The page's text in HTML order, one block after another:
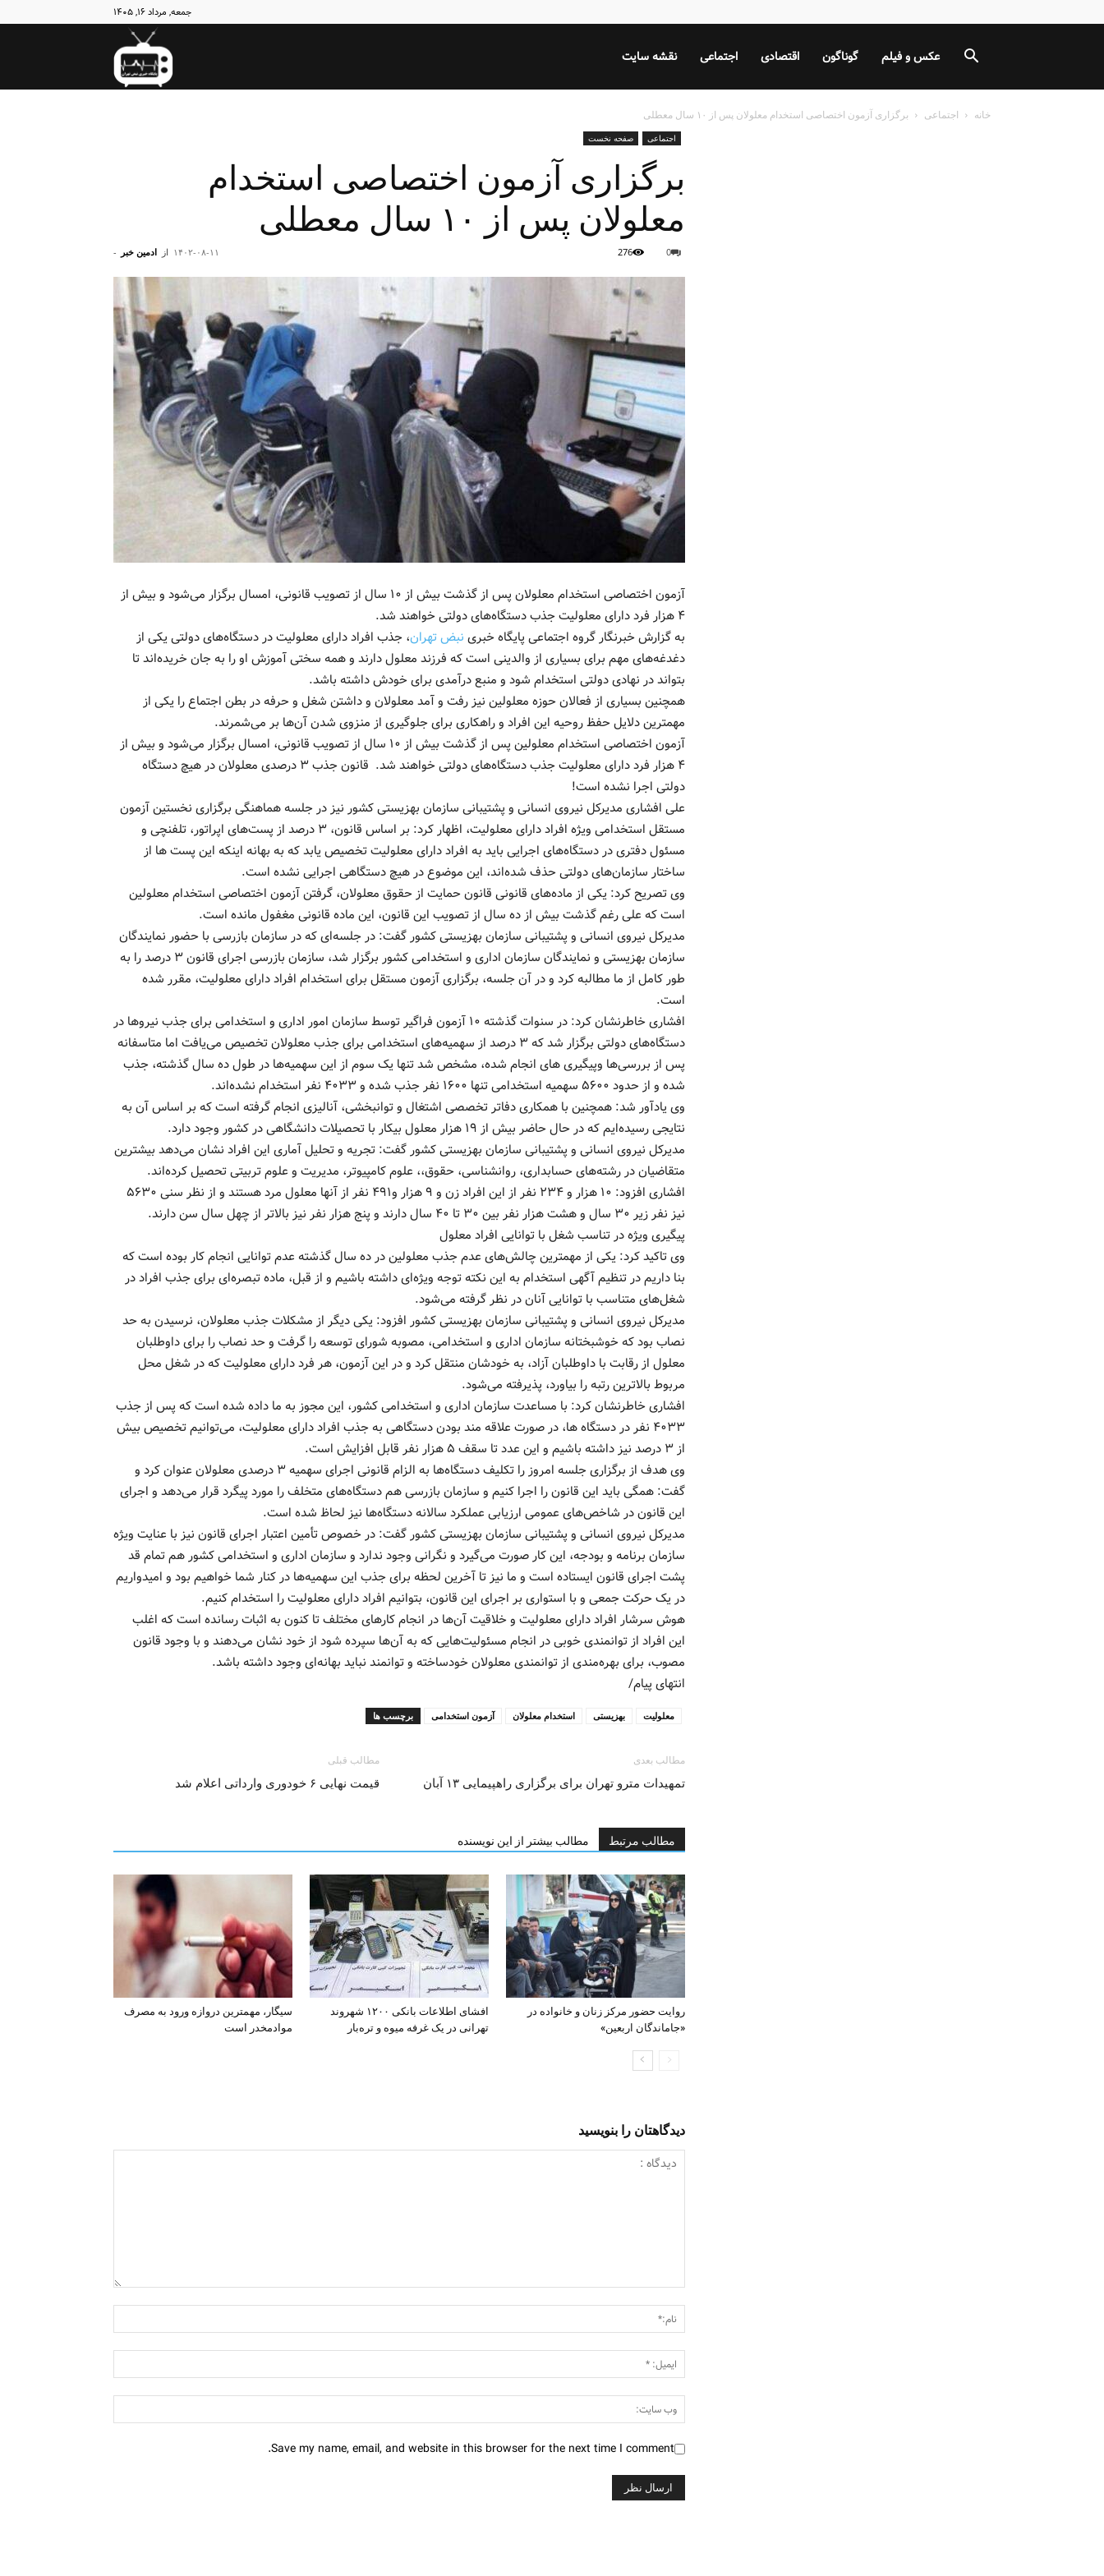
جمعه, مرداد ۱۶, ۱۴۰۵
نبض نقشه سایت اجتماعی اقتصادی گوناگون عکس و فیلم
خانه اجتماعی برگزاری آزمون اختصاصی استخدام معلولان پس از ۱۰ سال معطلی
اجتماعی صفحه نخست
برگزاری آزمون اختصاصی استخدام
معلولان پس از ۱۰ سال معطلی
از ادمین خبر - ۱۴۰۲-۰۸-۱۱ 0
276
آزمون اختصاصی استخدام معلولان پس از گذشت بیش از ۱۰ سال از تصویب قانونی، امسال برگزار می‌شود و بیش از
۴ هزار فرد دارای معلولیت جذب دستگاه‌های دولتی خواهند شد. ‌‌‌
به گزارش خبرنگار گروه اجتماعی پایگاه خبری نبض تهران، جذب افراد دارای معلولیت در دستگاه‌های دولتی یکی از
دغدغه‌های مهم برای بسیاری از والدینی است که فرزند معلول دارند و همه سختی آموزش او را به جان خریده‌اند تا
بتواند در نهادی دولتی استخدام شود و منبع درآمدی برای خودش داشته باشد. ‌‌
همچنین بسیاری از فعالان حوزه معلولین نیز رفت و آمد معلولان و داشتن شغل و حرفه در بطن اجتماع را یکی از
مهمترین دلایل حفظ روحیه این افراد و راهکاری برای جلوگیری از منزوی شدن آن‌ها بر می‌شمرند. ‌‌‌
آزمون اختصاصی استخدام معلولین پس از گذشت بیش از ۱۰ سال از تصویب قانونی، امسال برگزار می‌شود و بیش از
۴ هزار فرد دارای معلولیت جذب دستگاه‌های دولتی خواهند شد. ‌‌ قانون جذب ۳ درصدی معلولان در هیچ دستگاه
دولتی اجرا نشده است! ‌‌‌
علی افشاری مدیرکل نیروی انسانی و پشتیبانی سازمان بهزیستی کشور نیز در جلسه هماهنگی برگزاری نخستین آزمون
مستقل استخدامی ویژه افراد دارای معلولیت، اظهار کرد: بر اساس قانون، ۳ درصد از پست‌های اپراتور، تلفنچی و
مسئول دفتری در دستگاه‌های اجرایی باید به افراد دارای معلولیت تخصیص یابد که به بهانه اینکه این پست ها از
ساختار سازمان‌های دولتی حذف شده‌اند، این موضوع در هیچ دستگاهی اجرایی نشده است. ‌‌
وی تصریح کرد: یکی از ماده‌های قانونی قانون حمایت از حقوق معلولان، گرفتن آزمون اختصاصی استخدام معلولین
است که علی رغم گذشت بیش از ده سال از تصویب این قانون، این ماده قانونی مغفول مانده است. ‌‌
مدیرکل نیروی انسانی و پشتیبانی سازمان بهزیستی کشور گفت: در جلسه‌ای که در سازمان بازرسی با حضور نمایندگان
سازمان بهزیستی و نمایندگان سازمان اداری و استخدامی کشور برگزار شد، سازمان بازرسی اجرای قانون ۳ درصد را به
طور کامل از ما مطالبه کرد و در آن جلسه، برگزاری آزمون مستقل برای استخدام افراد دارای معلولیت، مقرر شده
است. ‌‌
افشاری خاطرنشان کرد: در سنوات گذشته ۱۰ آزمون فراگیر توسط سازمان امور اداری و استخدامی برای جذب نیروها در
دستگاه‌های دولتی برگزار شد که ۳ درصد از سهمیه‌های استخدامی برای جذب معلولان تخصیص می‌یافت اما متاسفانه
پس از بررسی‌ها وپیگیری های انجام شده، مشخص شد تنها یک سوم از این سهمیه‌ها در طول ده سال گذشته، جذب
شده و از حدود ۵۶۰۰ سهمیه استخدامی تنها ۱۶۰۰ نفر جذب شده و ۴۰۳۳ نفر استخدام نشده‌اند. ‌
وی یادآور شد: همچنین با همکاری دفاتر تخصصی اشتغال و توانبخشی، آنالیزی انجام گرفته است که بر اساس آن به
نتایجی رسیده‌ایم که در حال حاضر بیش از ۱۹ هزار معلول بیکار با تحصیلات دانشگاهی در کشور وجود دارد. ‌‌‌
مدیرکل نیروی انسانی و پشتیبانی سازمان بهزیستی کشور گفت: تجریه و تحلیل آماری این افراد نشان می‌دهد بیشترین
متقاضیان در رشته‌های حسابداری، روانشناسی، حقوق،، علوم کامپیوتر، مدیریت و علوم تربیتی تحصیل کرده‌اند. ‌‌
افشاری افزود: ۱۰ هزار و ۲۳۴ نفر از این افراد زن و ۹ هزار و۴۹۱ نفر از آنها معلول مرد هستند و از نظر سنی ۵۶۳۰
نیز نفر زیر ۳۰ سال و هشت هزار نفر بین ۳۰ تا ۴۰ سال دارند و پنج هزار نفر نیز بالاتر از چهل سال سن دارند. ‌‌‌
پیگیری ویژه در تناسب شغل با توانایی افراد معلول ‌‌‌‌
وی تاکید کرد: یکی از مهمترین چالش‌های عدم جذب معلولین در ده سال گذشته عدم توانایی انجام کار بوده است که
بنا داریم در تنظیم آگهی استخدام به این نکته توجه ویژه‌ای داشته باشیم و از قبل، ماده تبصره‌ای برای جذب افراد در
شغل‌های متناسب با توانایی آنان در نظر گرفته می‌شود. ‌‌‌‌
مدیرکل نیروی انسانی و پشتیبانی سازمان بهزیستی کشور افزود: یکی دیگر از مشکلات جذب معلولان، نرسیدن به حد
نصاب بود که خوشبختانه سازمان اداری و استخدامی، مصوبه شورای توسعه را گرفت و حد نصاب را برای داوطلبان
معلول از رقابت با داوطلبان آزاد، به خودشان منتقل کرد و در این آزمون، هر فرد دارای معلولیت که در شغل محل
مربوط بالاترین رتبه را بیاورد، پذیرفته می‌شود. ‌‌‌
افشاری خاطرنشان کرد: با مساعدت سازمان اداری و استخدامی کشور، این مجوز به ما داده شده است که پس از جذب
۴۰۳۳ نفر در دستگاه ها، در صورت علاقه مند بودن دستگاهی به جذب افراد دارای معلولیت، می‌توانیم تخصیص بیش
از ۳ درصد نیز داشته باشیم و این عدد تا سقف ۵ هزار نفر قابل افزایش است.
وی هدف از برگزاری جلسه امروز را تکلیف دستگاه‌ها به الزام قانونی اجرای سهمیه ۳ درصدی معلولان عنوان کرد و
گفت: همگی باید این قانون را اجرا کنیم و سازمان بازرسی هم دستگاه‌های متخلف را مورد پیگرد قرار می‌دهد و اجرای
این قانون در شاخص‌های عمومی ارزیابی عملکرد سالانه دستگاه‌ها نیز لحاظ شده است. ‌‌
مدیرکل نیروی انسانی و پشتیبانی سازمان بهزیستی کشور گفت: در خصوص تأمین اعتبار اجرای قانون نیز با عنایت ویژه
سازمان برنامه و بودجه، این کار صورت می‌گیرد و نگرانی وجود ندارد و سازمان اداری و استخدامی کشور هم تمام قد
پشت اجرای قانون ایستاده است و ما نیز تا آخرین لحظه برای جذب این سهمیه‌ها در کنار شما خواهیم بود و امیدواریم
در یک حرکت جمعی و با استواری بر اجرای این قانون، بتوانیم افراد دارای معلولیت را استخدام کنیم. ‌‌‌
هوش سرشار افراد دارای معلولیت و خلاقیت آن‌ها در انجام کارهای مختلف تا کنون به اثبات رسانده است که اغلب
این افراد از توانمندی خوبی در انجام مسئولیت‌هایی که به آن‌ها سپرده شود از خود نشان می‌دهند و با وجود قانون
مصوب، برای بهره‌مندی از توانمندی معلولان خودساخته و توانمند نباید بهانه‌ای وجود داشته باشد. ‌‌
انتهای پیام/
برچسب ها آزمون استخدامی استخدام معلولان بهزیستی معلولیت
مطالب قبلی
قیمت نهایی ۶ خودوری وارداتی اعلام شد
مطالب بعدی
تمهیدات مترو تهران برای برگزاری راهپیمایی ۱۳ آبان
مطالب مرتبط مطالب بیشتر از این نویسنده
سیگار، مهمترین دروازه ورود به مصرف
موادمخدر است
افشای اطلاعات بانکی ۱۲۰۰ شهروند
تهرانی در یک غرفه میوه و تره‌بار
روایت حضور مرکز زنان و خانواده در
«جاماندگان اربعین»
دیدگاهتان را بنویسید
Save my name, email, and website in this browser for the next time I comment.